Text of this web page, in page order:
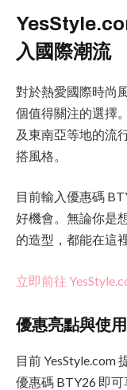
入國際潮流
對於熱愛國際時尚
個值得關注的選擇
及東南亞等地的流
搭風格。
目前輸入優惠碼
好機會。無論你是
的造型，都能在這
立即前往
優惠亮點與使
目前 YesStyle.com
優惠碼 BTY26 即